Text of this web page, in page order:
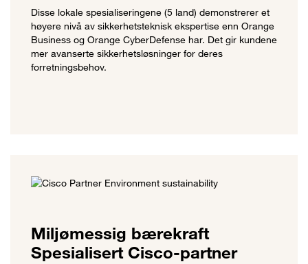
Disse lokale spesialiseringene (5 land) demonstrerer et
høyere nivå av sikkerhetsteknisk ekspertise enn Orange
Business og Orange CyberDefense har. Det gir kundene
mer avanserte sikkerhetsløsninger for deres
forretningsbehov.
Miljømessig bærekraft
Spesialisert Cisco-partner